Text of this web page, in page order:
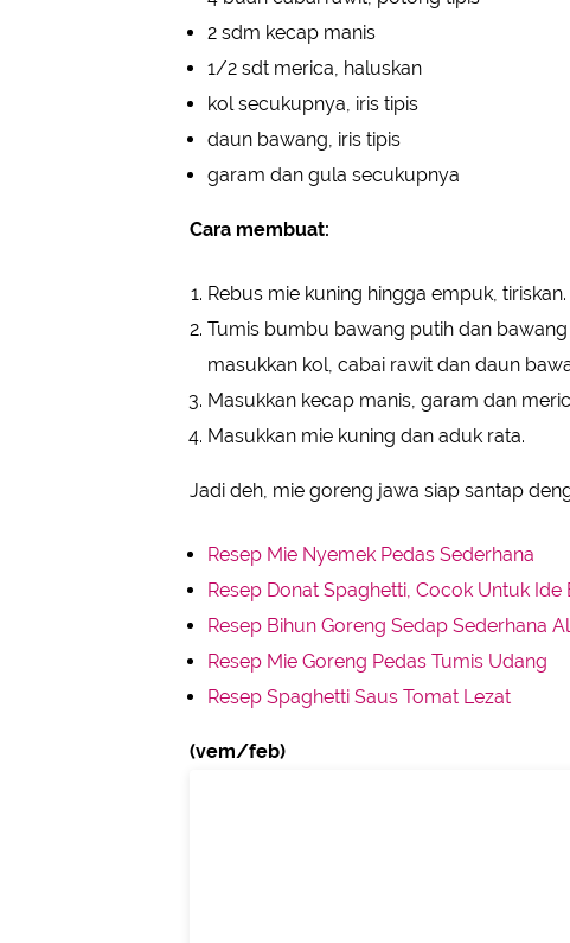
2 sdm kecap manis
1/2 sdt merica, haluskan
kol secukupnya, iris tipis
daun bawang, iris tipis
garam dan gula secukupnya
Cara membuat:
Rebus mie kuning hingga empuk,
Tumis bumbu bawang putih dan
masukkan kol, cabai rawit dan daun
Masukkan kecap manis, garam dan
Masukkan mie kuning dan aduk rata.
Jadi deh, mie goreng jawa siap santap
Resep Mie Nyemek Pedas Sederhana
Resep Donat Spaghetti, Cocok Untuk Ide
Resep Bihun Goreng Sedap Sederhana
Resep Mie Goreng Pedas Tumis Udang
Resep Spaghetti Saus Tomat Lezat
(vem/feb)